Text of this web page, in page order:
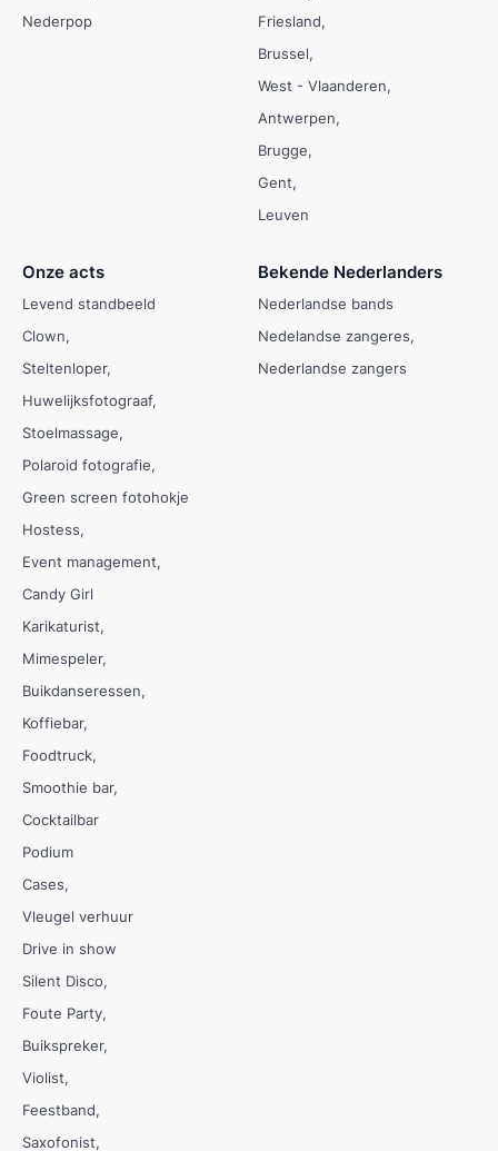
Nederpop
Friesland
Brussel
West - Vlaanderen
Antwerpen
Brugge
Gent
Leuven
Onze acts
Levend standbeeld
Clown
Steltenloper
Huwelijksfotograaf
Stoelmassage
Polaroid fotografie
Green screen fotohokje
Hostess
Event management
Candy Girl
Karikaturist
Mimespeler
Buikdanseressen
Koffiebar
Foodtruck
Smoothie bar
Cocktailbar
Podium
Cases
Vleugel verhuur
Drive in show
Silent Disco
Foute Party
Buikspreker
Violist
Feestband
Saxofonist
Bekende Nederlanders
Nederlandse bands
Nedelandse zangeres
Nederlandse zangers